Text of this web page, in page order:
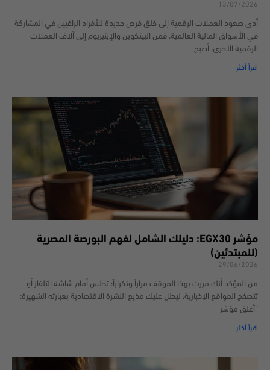
13/07/2026
أدى صعود العملات الرقمية إلى خلق فرص جديدة للأفراد الراغبين في المشاركة
في الأسواق المالية العالمية. فمن البيتكوين والإيثيريوم إلى آلاف العملات
الرقمية الأخرى، أصبح
اقرأ أكثر
مؤشر EGX30: دليلك الشامل لفهم البورصة المصرية
(للمبتدئين)
29/06/2026
من المؤكد أنك مررت بهذا الموقف مراراً وتكراراً؛ تجلس أمام شاشة التلفاز أو
تتصفح المواقع الإخبارية، ليطل عليك مذيع النشرة الاقتصادية بعبارته الشهيرة:
“أغلق مؤشر
اقرأ أكثر